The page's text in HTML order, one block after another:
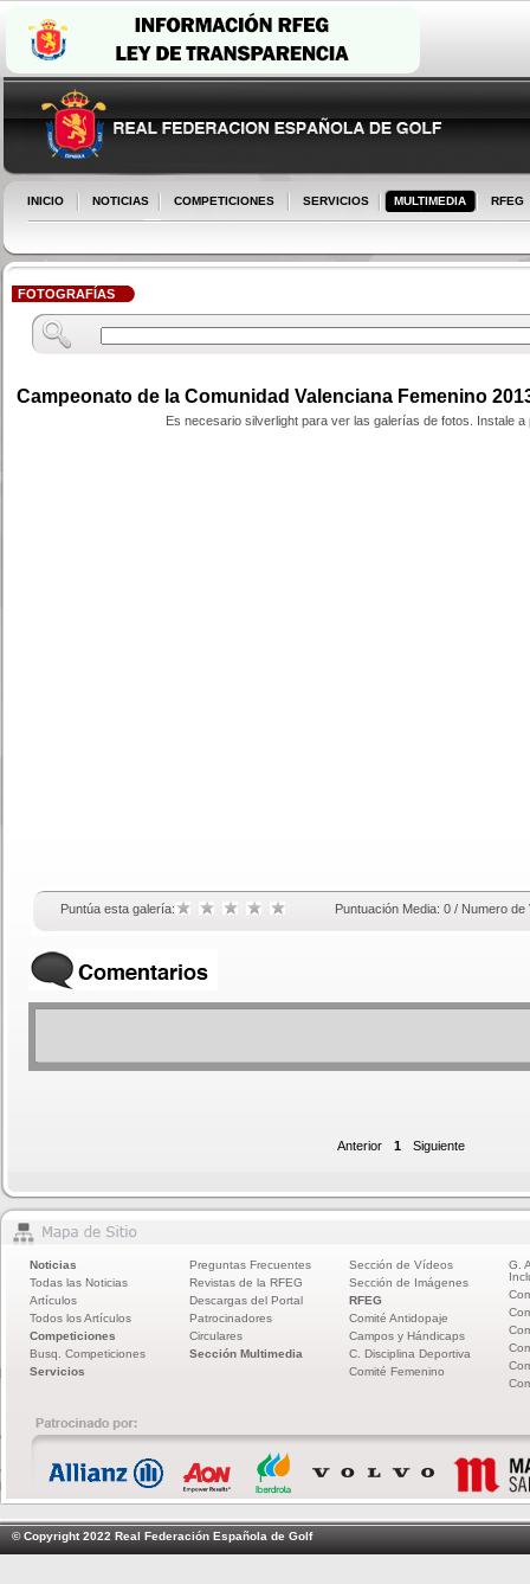
INICIO NOTICIAS COMPETICIONES SERVICIOS MULTIMEDIA RFEG
FOTOGRAFÍAS
Campeonato de la Comunidad Valenciana Femenino
Es necesario silverlight para ver las galerías de fotos. Instale a
Puntúa esta galería: Puntuación Media: 0 / Numero de
Anterior 1 Siguiente
Noticias
Todas las Noticias
Artículos
Todos los Artículos
Competiciones
Busq. Competiciones
Servicios
Preguntas Frecuentes
Revistas de la RFEG
Descargas del Portal
Patrocinadores
Circulares
Sección Multimedia
Sección de Vídeos
Sección de Imágenes
RFEG
Comité Antidopaje
Campos y Hándicaps
C. Disciplina Deportiva
Comité Femenino
G.
© Copyright 2022 Real Federación Española de Golf